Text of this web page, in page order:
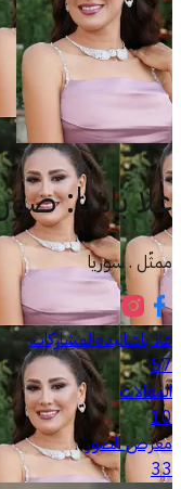
علا باشا:صور
ممثّل . سوريا
علا باشانبذةالمشاركات
57
المقالات
10
معرض الصور
33